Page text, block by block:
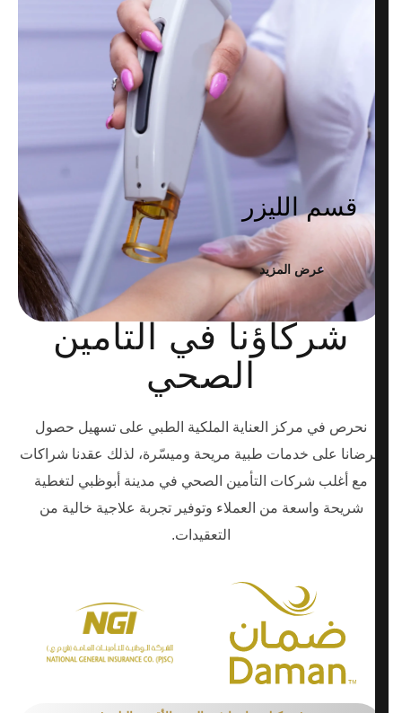
قسم الليزر
عرض المزيد
شركاؤنا في التأمين
الصحي
نحرص في مركز العناية الملكية الطبي على تسهيل حصول
مرضانا على خدمات طبية مريحة وميسّرة، لذلك عقدنا شراكات
مع أغلب شركات التأمين الصحي في مدينة أبوظبي لتغطية
شريحة واسعة من العملاء وتوفير تجربة علاجية خالية من
التعقيدات.